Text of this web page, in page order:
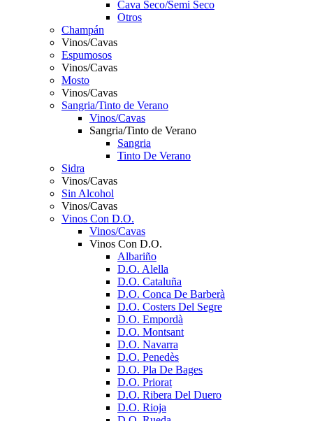
Cava Seco/Semi Seco
Otros
Champán
Vinos/Cavas
Espumosos
Vinos/Cavas
Mosto
Vinos/Cavas
Sangria/Tinto de Verano
Vinos/Cavas
Sangria/Tinto de Verano
Sangria
Tinto De Verano
Sidra
Vinos/Cavas
Sin Alcohol
Vinos/Cavas
Vinos Con D.O.
Vinos/Cavas
Vinos Con D.O.
Albariño
D.O. Alella
D.O. Cataluña
D.O. Conca De Barberà
D.O. Costers Del Segre
D.O. Empordà
D.O. Montsant
D.O. Navarra
D.O. Penedès
D.O. Pla De Bages
D.O. Priorat
D.O. Ribera Del Duero
D.O. Rioja